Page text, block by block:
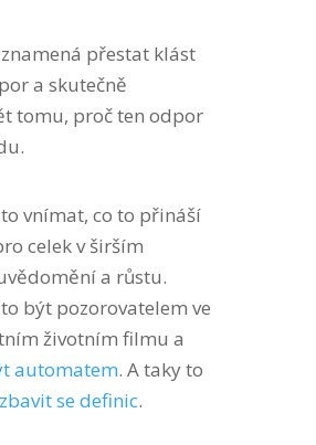
přestat klást
a skutečně
tomu, proč ten odpor
vnímat, co to přináší
celek v širším
a růstu.
být pozorovatelem ve
životním filmu a
automatem. A taky to
zbavit se definic.